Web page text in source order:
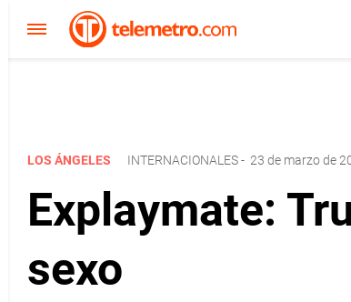
LOS ÁNGELES INTERNACIONALES- 23 de marzo de
Explaymate:
sexo